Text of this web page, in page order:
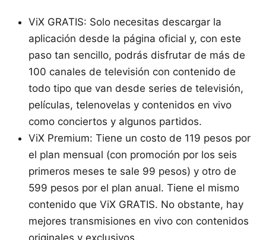
ViX GRATIS: Solo necesitas descargar la
aplicación desde la página oficial y, con este
paso tan sencillo, podrás disfrutar de más de
100 canales de televisión con contenido de
todo tipo que van desde series de televisión,
películas, telenovelas y contenidos en vivo
como conciertos y algunos partidos.
ViX Premium: Tiene un costo de 119 pesos por
el plan mensual (con promoción por los seis
primeros meses te sale 99 pesos) y otro de
599 pesos por el plan anual. Tiene el mismo
contenido que ViX GRATIS. No obstante, hay
mejores transmisiones en vivo con contenidos
originales y exclusivos.